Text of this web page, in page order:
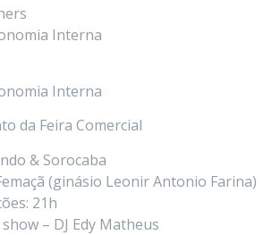
Interna
Interna
da Feira Comercial
& Sorocaba
(ginásio Leonir Antonio Farina)
21h
– DJ Edy Matheus